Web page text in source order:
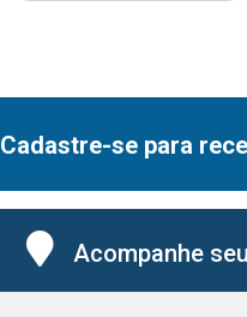
Cadastre-se para
Acompanhe